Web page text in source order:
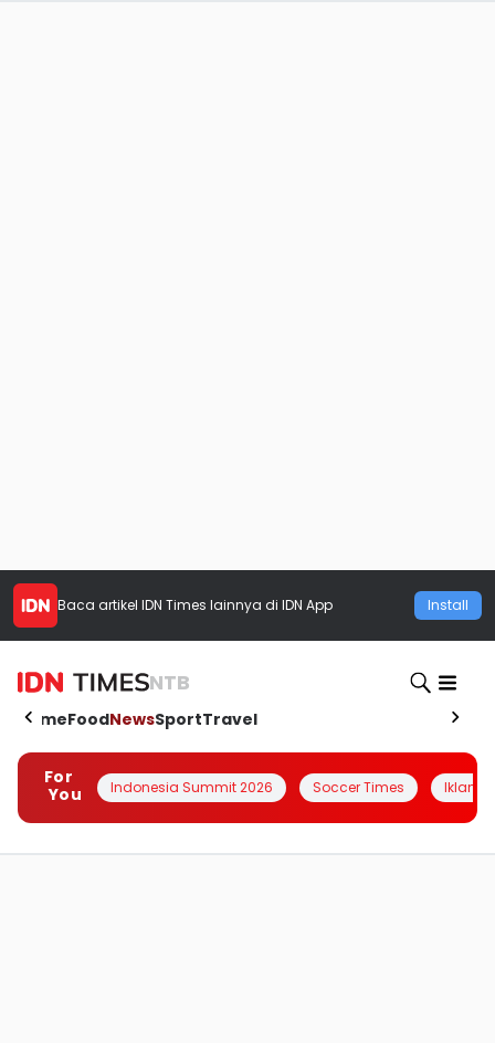
Baca artikel IDN Times lainnya di IDN App Install
NTB
HomeFoodNewsSportTravel
For
You
Indonesia Summit 2026 Soccer Times Iklanin